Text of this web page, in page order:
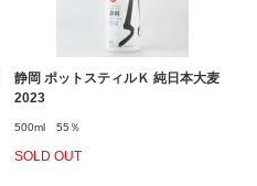
静岡 ポットスティルＫ 純日本大麦
2023
500ml 55％
SOLD OUT